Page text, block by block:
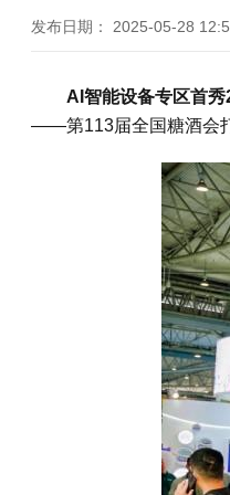
发布日期： 2025-05-28
AI智能设备专区首
——第113届全国糖酒会